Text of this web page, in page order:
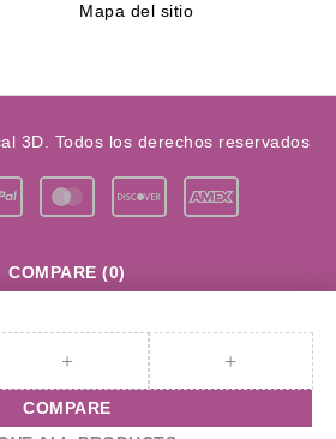
Mapa del sitio
3D. Todos los derechos reservados
COMPARE (0)
COMPARE